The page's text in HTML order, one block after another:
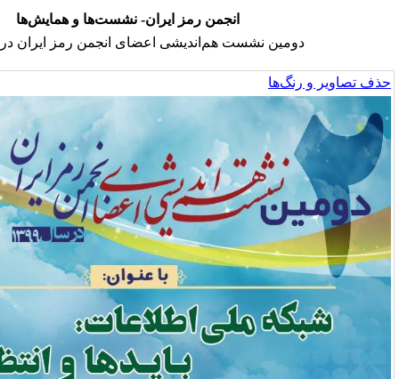
انجمن رمز ایران- نشست‌ها و همایش‌ها
هم‌اندیشی اعضای انجمن رمز ایران در سال ۹۹